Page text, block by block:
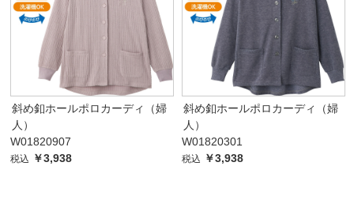
斜め釦ホールポロカーディ（婦
人）
W01820907
税込 ￥3,938
斜め釦ホールポロカーディ（婦
人）
W01820301
税込 ￥3,938